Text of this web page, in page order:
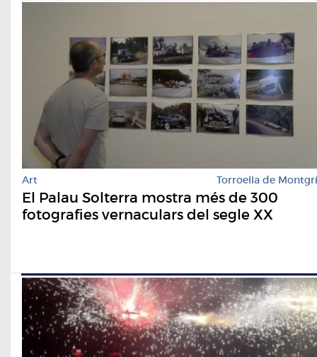
Art Torroella de Montgrí
El Palau Solterra mostra més de 300
fotografies vernaculars del segle XX